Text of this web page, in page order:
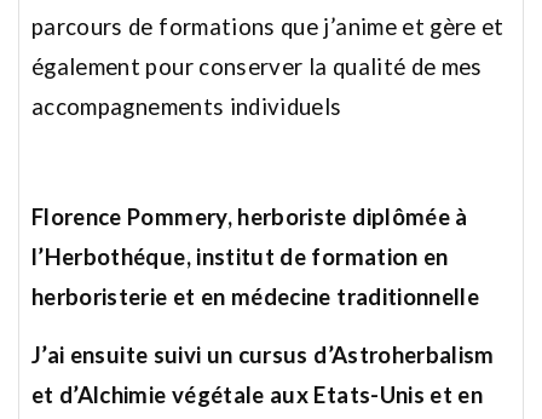
parcours de formations que j’anime et gère et
également pour conserver la qualité de mes
accompagnements individuels
Florence Pommery, herboriste diplômée à
l’Herbothéque, institut de formation en
herboristerie et en médecine traditionnelle
J’ai ensuite suivi un cursus d’Astroherbalism
et d’Alchimie végétale aux Etats-Unis et en